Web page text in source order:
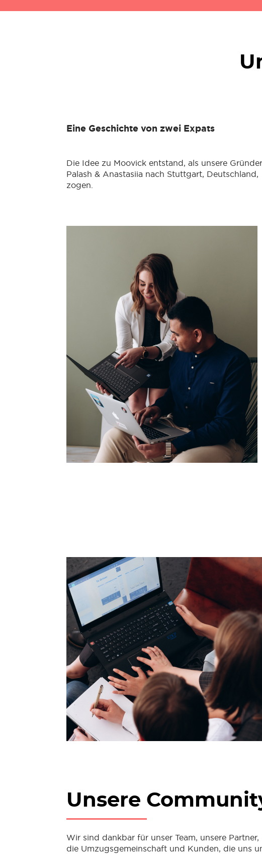
Eine Geschichte von zwei Expats
Die Idee zu Moovick entstand, als unsere Gründer
Palash & Anastasiia nach Stuttgart, Deutschland,
zogen.
Unsere
Wir sind dankbar für unser Team, unsere Partner,
die Umzugsgemeinschaft und Kunden, die uns